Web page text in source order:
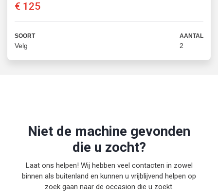
€ 125
SOORT
Velg
AANTAL
2
Niet de machine gevonden
die u zocht?
Laat ons helpen! Wij hebben veel contacten in zowel
binnen als buitenland en kunnen u vrijblijvend helpen op
zoek gaan naar de occasion die u zoekt.